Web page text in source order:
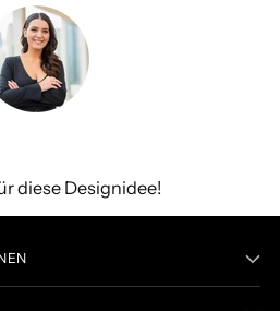
diese Designidee!